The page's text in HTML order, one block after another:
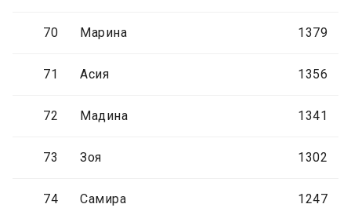
70 Марина 1379
71 Асия 1356
72 Мадина 1341
73 Зоя 1302
74 Самира 1247